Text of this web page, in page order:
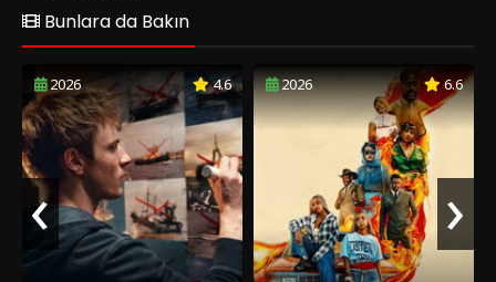
Bunlara da Bakın
2026 4.6 2026 6.6
‹ ›